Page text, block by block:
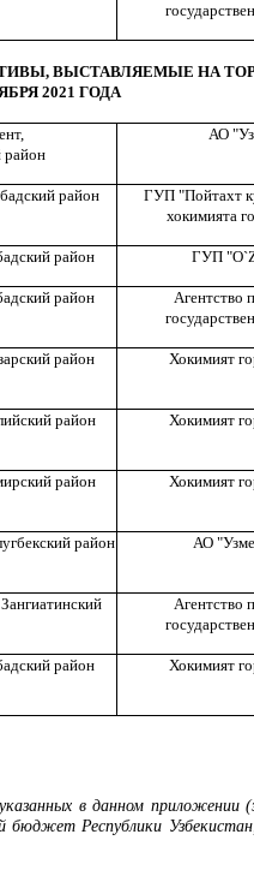
ВЫСТАВЛЯЕМЫЕ НА
2021 ГОДА
АО
район
ГУП "Пойтахт
хокимията
район ГУП "O`
район
Агентство
район Хокимият
район Хокимият
район Хокимият
район АО
Зангиатинский
Агентство
район Хокимият
в данном приложении
бюджет Республики